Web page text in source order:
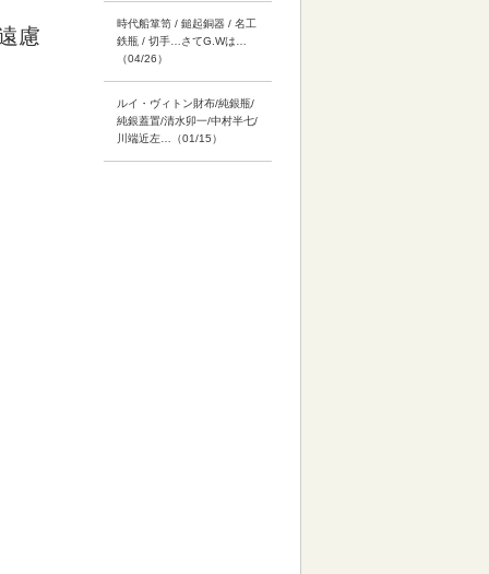
慮
時代船箪笥 / 鎚起銅器 / 名工
鉄瓶 / 切手…さてG.Wは…
（04/26）
ルイ・ヴィトン財布/純銀瓶/
純銀蓋置/清水卯一/中村半七/
川端近左…（01/15）